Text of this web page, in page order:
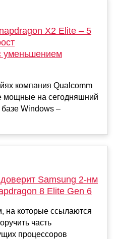
X2 Elite – 5
уменьшением
компания Qualcomm
мощные на сегодняшний
Windows –
Samsung 2-нм
8 Elite Gen 6
на которые ссылаются
часть
процессоров